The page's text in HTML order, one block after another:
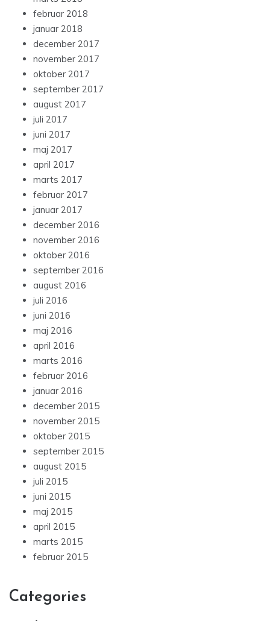
februar 2018
januar 2018
december 2017
november 2017
oktober 2017
september 2017
august 2017
juli 2017
juni 2017
maj 2017
april 2017
marts 2017
februar 2017
januar 2017
december 2016
november 2016
oktober 2016
september 2016
august 2016
juli 2016
juni 2016
maj 2016
april 2016
marts 2016
februar 2016
januar 2016
december 2015
november 2015
oktober 2015
september 2015
august 2015
juli 2015
juni 2015
maj 2015
april 2015
marts 2015
februar 2015
Categories